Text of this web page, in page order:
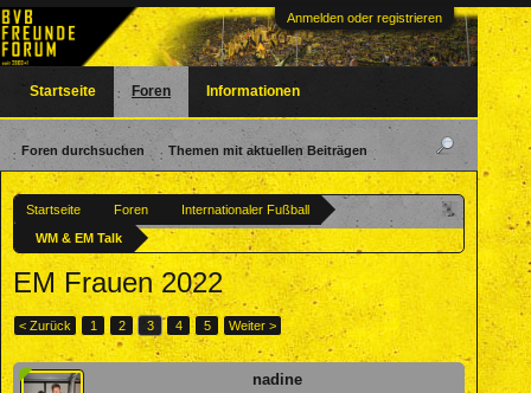
Anmelden oder registrieren
Startseite Foren
Internationaler Fußball
WM & EM Talk
EM Frauen 2022
< Zurück 1 2 3 4 5 Weiter >
nadine
Startseite Foren
Foren durchsuchen Themen mit aktuellen Beiträgen
Informationen